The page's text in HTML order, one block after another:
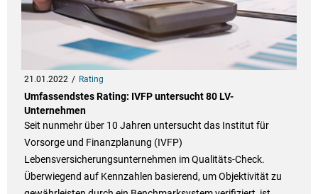
21.01.2022 Rating
Umfassendstes Rating: IVFP untersucht 80 LV-
Unternehmen
Seit nunmehr über 10 Jahren untersucht das Institut für
Vorsorge und Finanzplanung (IVFP)
Lebensversicherungsunternehmen im Qualitäts-Check.
Überwiegend auf Kennzahlen basierend, um Objektivität zu